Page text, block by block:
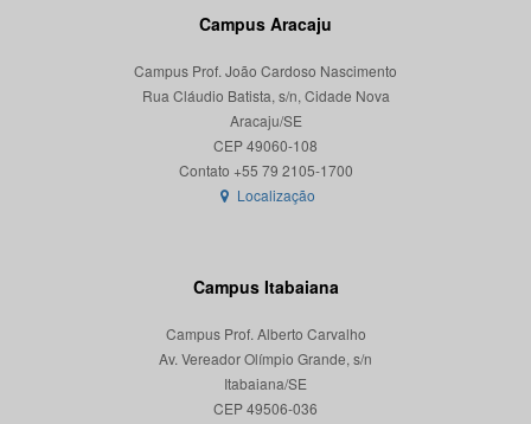
Campus Aracaju
Campus Prof. João Cardoso Nascimento
Rua Cláudio Batista, s/n, Cidade Nova
Aracaju/SE
CEP 49060-108
Localização
Campus Itabaiana
Campus Prof. Alberto Carvalho
Av. Vereador Olímpio Grande, s/n
Itabaiana/SE
CEP 49506-036